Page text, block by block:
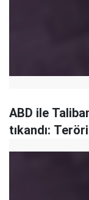
ABD ile
tıkandı: